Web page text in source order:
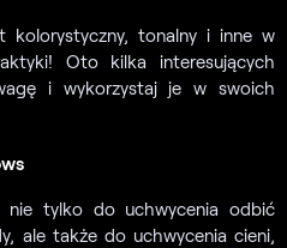
kolorystyczny, tonalny i inne w
Oto kilka interesujących
i wykorzystaj je w swoich
nie tylko do uchwycenia odbić
ale także do uchwycenia cieni,